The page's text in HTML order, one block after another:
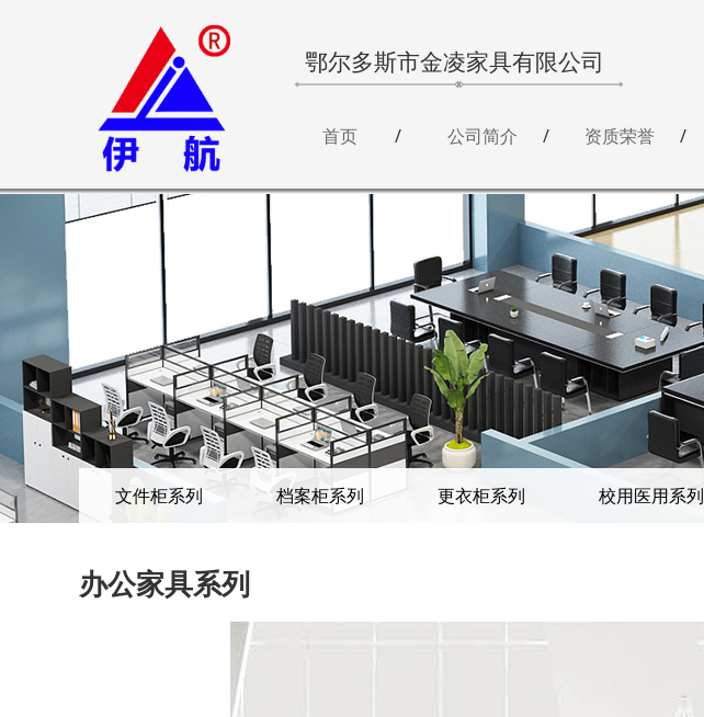
鄂尔多斯市金凌家具有限公司
首页 公司简介 资质荣誉
文件柜系列 档案柜系列 更衣柜系列 校用医用系列
办公家具系列